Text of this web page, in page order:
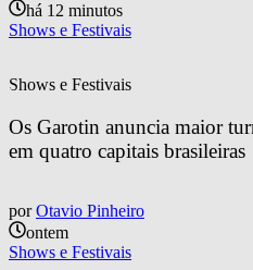
há 12 minutos
Shows e Festivais
Shows e Festivais
Os Garotin anuncia maior
em quatro capitais brasileiras
por Otavio Pinheiro
ontem
Shows e Festivais